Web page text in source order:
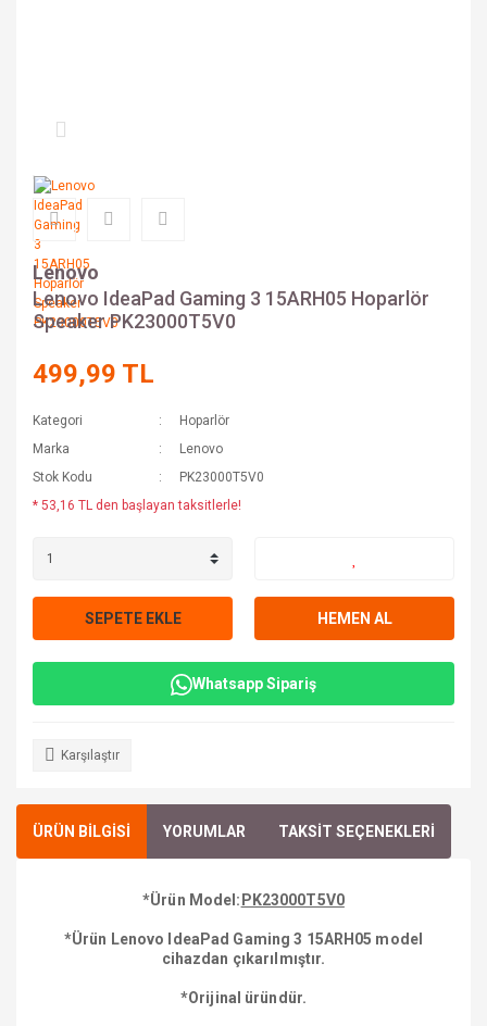
Lenovo
Lenovo IdeaPad Gaming 3 15ARH05 Hoparlör
Speaker PK23000T5V0
499,99 TL
Kategori
Hoparlör
Marka
Lenovo
Stok Kodu
PK23000T5V0
* 53,16 TL den başlayan taksitlerle!
SEPETE EKLE HEMEN AL
Whatsapp Sipariş
Karşılaştır
ÜRÜN BİLGİSİ YORUMLAR TAKSİT SEÇENEKLERİ
*Ürün Model: PK23000T5V0
*Ürün Lenovo IdeaPad Gaming 3 15ARH05 model
cihazdan çıkarılmıştır.
*Orijinal üründür.